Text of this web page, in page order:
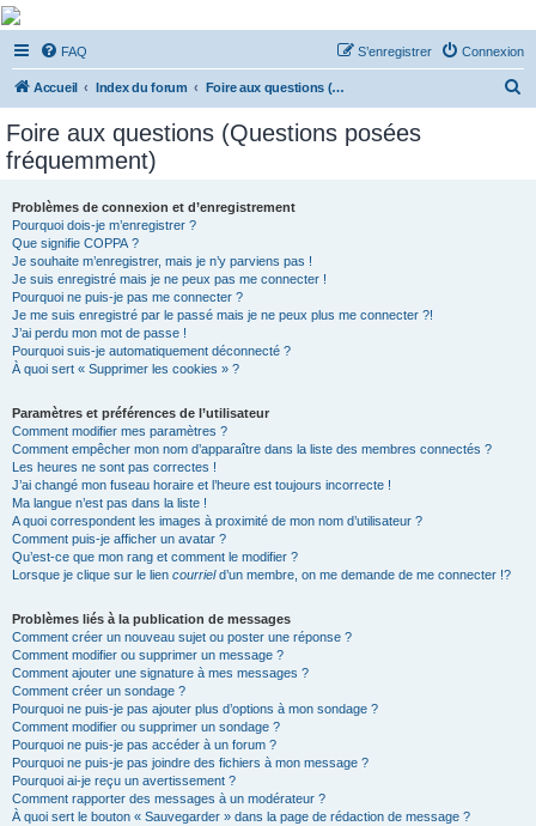
De Musicae Militari -
Forums
Forums de discussions
FAQ Connexion
S’enregistrer
Accueil Index du forum Foire aux questions (Questions posées fréquemment)
Foire aux questions (Questions posées
fréquemment)
Problèmes de connexion et d’enregistrement
Pourquoi dois-je m’enregistrer ?
Que signifie COPPA ?
Je souhaite m’enregistrer, mais je n’y parviens pas !
Je suis enregistré mais je ne peux pas me connecter !
Pourquoi ne puis-je pas me connecter ?
Je me suis enregistré par le passé mais je ne peux plus me connecter ?!
J’ai perdu mon mot de passe !
Pourquoi suis-je automatiquement déconnecté ?
À quoi sert « Supprimer les cookies » ?
Paramètres et préférences de l’utilisateur
Comment modifier mes paramètres ?
Comment empêcher mon nom d’apparaître dans la liste des membres connectés ?
Les heures ne sont pas correctes !
J’ai changé mon fuseau horaire et l’heure est toujours incorrecte !
Ma langue n’est pas dans la liste !
A quoi correspondent les images à proximité de mon nom d’utilisateur ?
Comment puis-je afficher un avatar ?
Qu’est-ce que mon rang et comment le modifier ?
Lorsque je clique sur le lien courrield’un membre, on me demande de me connecter !?
Problèmes liés à la publication de messages
Comment créer un nouveau sujet ou poster une réponse ?
Comment modifier ou supprimer un message ?
Comment ajouter une signature à mes messages ?
Comment créer un sondage ?
Pourquoi ne puis-je pas ajouter plus d’options à mon sondage ?
Comment modifier ou supprimer un sondage ?
Pourquoi ne puis-je pas accéder à un forum ?
Pourquoi ne puis-je pas joindre des fichiers à mon message ?
Pourquoi ai-je reçu un avertissement ?
Comment rapporter des messages à un modérateur ?
À quoi sert le bouton « Sauvegarder » dans la page de rédaction de message ?